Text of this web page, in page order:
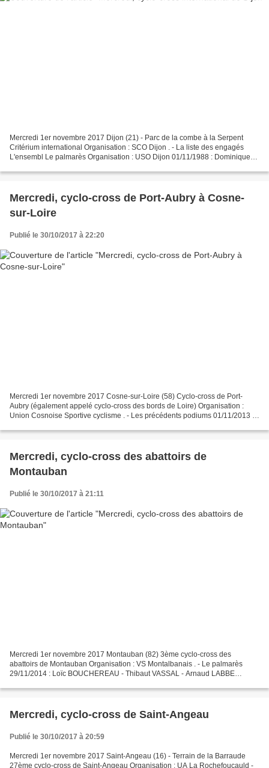
Mercredi 1er novembre 2017 Dijon (21) - Parc de la combe à la Serpent
Critérium international Organisation : SCO Dijon . - La liste des engagés
L'ensembl Le palmarès Organisation : USO Dijon 01/11/1988 : Dominique
Mercredi, cyclo-cross de Port-Aubry à Cosne-
sur-Loire
Publié le 30/10/2017 à 22:20
Mercredi 1er novembre 2017 Cosne-sur-Loire (58) Cyclo-cross de Port-
Aubry (également appelé cyclo-cross des bords de Loire) Organisation :
Union Cosnoise Sportive cyclisme . - Les précédents podiums 01/11/2013 :
Mercredi, cyclo-cross des abattoirs de
Montauban
Publié le 30/10/2017 à 21:11
Mercredi 1er novembre 2017 Montauban (82) 3ème cyclo-cross des
abattoirs de Montauban Organisation : VS Montalbanais . - Le palmarès
29/11/2014 : Loïc BOUCHEREAU - Thibaut VASSAL - Arnaud LABBE
Mercredi, cyclo-cross de Saint-Angeau
Publié le 30/10/2017 à 20:59
Mercredi 1er novembre 2017 Saint-Angeau (16) - Terrain de la Barraude
27ème cyclo-cross de Saint-Angeau Organisation : UA La Rochefoucauld -